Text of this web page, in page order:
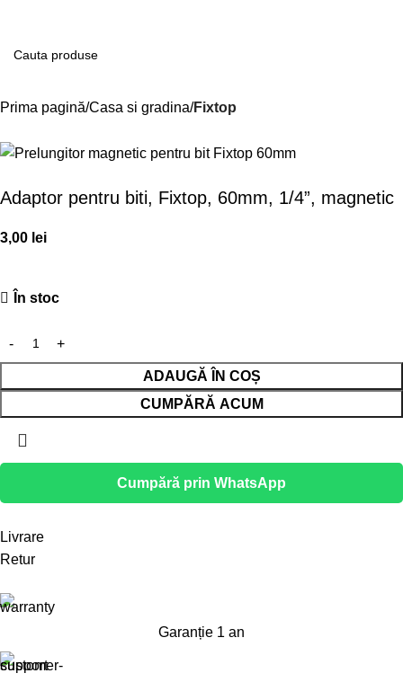
Prima pagină Casa si gradina Fixtop
Adaptor pentru biti, Fixtop, 60mm, 1/4”, magnetic
3,00 lei
În stoc
ADAUGĂ ÎN COȘ
CUMPĂRĂ ACUM
Cumpără prin WhatsApp
Livrare
Retur
Garanție 1 an